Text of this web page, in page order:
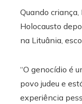
Quando
Holocausto
na Lituânia,
“O genocídio é
povo judeu e
experiência